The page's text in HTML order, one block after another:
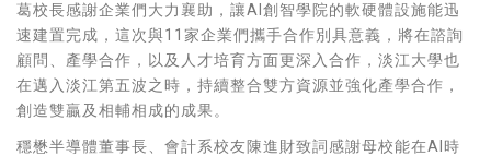
葛校長感謝企業們大力襄助，讓AI創智學院的軟硬體設施能迅
速建置完成，這次與11家企業們攜手合作別具意義，將在諮詢
顧問、產學合作，以及人才培育方面更深入合作，淡江大學也
在邁入淡江第五波之時，持續整合雙方資源並強化產學合作，
創造雙贏及相輔相成的成果。
穩懋半導體董事長、會計系校友陳進財致詞感謝母校能在AI時